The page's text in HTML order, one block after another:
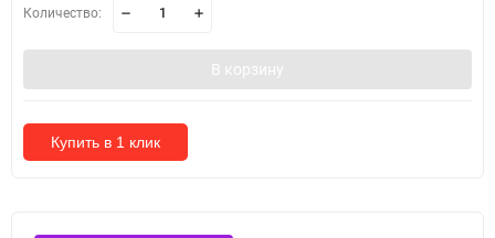
Количество:
В корзину
Купить в 1 клик